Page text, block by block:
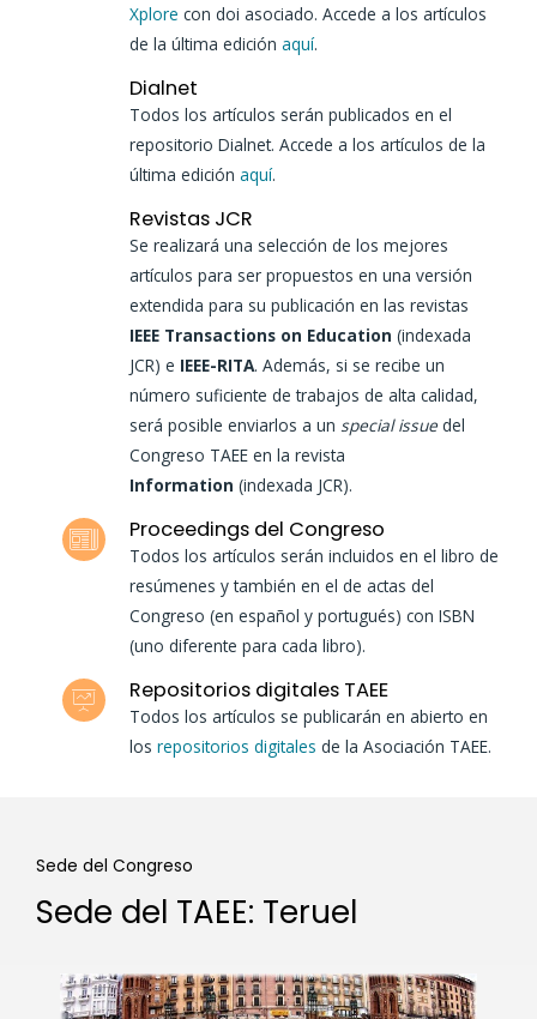
Xplore con doi asociado. Accede a los artículos
de la última edición aquí.
Dialnet
Todos los artículos serán publicados en el
repositorio Dialnet. Accede a los artículos de la
última edición aquí.
Revistas JCR
Se realizará una selección de los mejores
artículos para ser propuestos en una versión
extendida para su publicación en las revistas
IEEE Transactions on Education (indexada
JCR) e IEEE-RITA. Además, si se recibe un
número suficiente de trabajos de alta calidad,
será posible enviarlos a un special issuedel
Congreso TAEE en la revista
Information (indexada JCR).
Proceedings del Congreso
Todos los artículos serán incluidos en el libro de
resúmenes y también en el de actas del
Congreso (en español y portugués) con ISBN
(uno diferente para cada libro).
Repositorios digitales TAEE
Todos los artículos se publicarán en abierto en
los repositorios digitales de la Asociación TAEE.
Sede del Congreso
Sede del TAEE: Teruel